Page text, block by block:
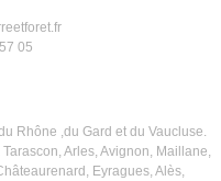
05
Rhône ,du Gard et du Vaucluse.
Arles, Avignon, Maillane,
Eyragues, Alès,